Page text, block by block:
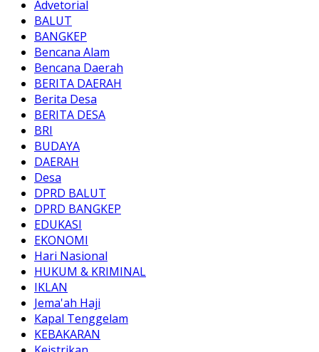
Advetorial
BALUT
BANGKEP
Bencana Alam
Bencana Daerah
BERITA DAERAH
Berita Desa
BERITA DESA
BRI
BUDAYA
DAERAH
Desa
DPRD BALUT
DPRD BANGKEP
EDUKASI
EKONOMI
Hari Nasional
HUKUM & KRIMINAL
IKLAN
Jema'ah Haji
Kapal Tenggelam
KEBAKARAN